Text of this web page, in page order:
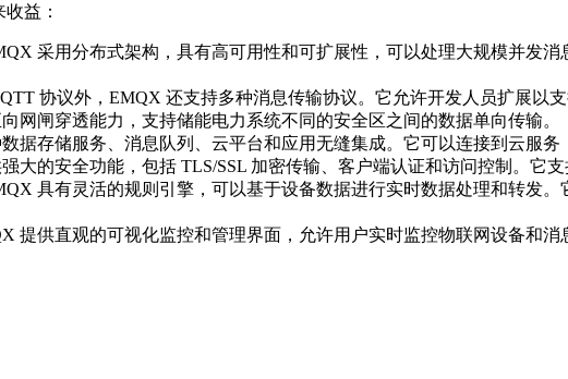
益：
采用分布式架构，具有高可用性和可扩展性，可以处理大规模并发
协议外，EMQX 还支持多种消息传输协议。它允许开发人员扩展以
网闸穿透能力，支持储能电力系统不同的安全区之间的数据单向传输。
据存储服务、消息队列、云平台和应用无缝集成。它可以连接到云服务
大的安全功能，包括 TLS/SSL 加密传输、客户端认证和访问控制。它
具有灵活的规则引擎，可以基于设备数据进行实时数据处理和转发
提供直观的可视化监控和管理界面，允许用户实时监控物联网设备和